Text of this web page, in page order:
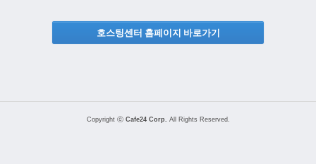
호스팅센터 홈페이지 바로가기
Copyright ⓒ Cafe24 Corp. All Rights Reserved.